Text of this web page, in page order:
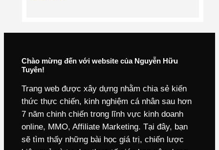
Chào mừng đến với website của Nguyễn Hữu
Tuyên!
Trang web được xây dựng nhằm chia sẻ kiến
thức thực chiến, kinh nghiệm cá nhân sau hơn
7 năm chinh chiến trong lĩnh vực kinh doanh
online, MMO, Affiliate Marketing. Tại đây, bạn
sẽ tìm thấy những bài học giá trị, chiến lược